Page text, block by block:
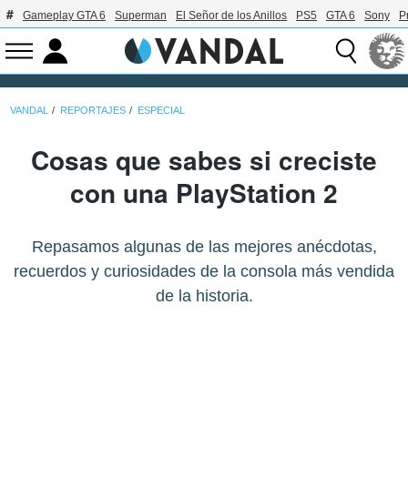
Gameplay GTA 6 Superman El Señor de los Anillos PS5 GTA 6 Sony
VANDAL REPORTAJES ESPECIAL
Cosas que sabes si creciste
con una PlayStation 2
Repasamos algunas de las mejores anécdotas,
recuerdos y curiosidades de la consola más vendida
de la historia.